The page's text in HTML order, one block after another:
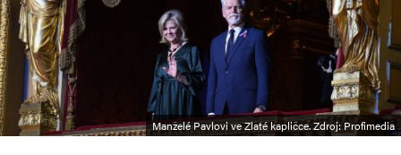
Manželé Pavlovi ve Zlaté kapličce. Zdroj: Profimedia